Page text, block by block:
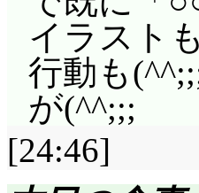
イラスト
行動も
が(^^;;;
[24:46]